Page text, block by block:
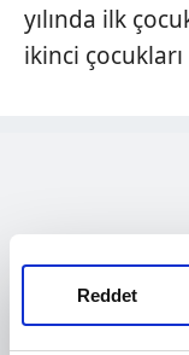
Reddet
yılında ilk
ikinci çocukları